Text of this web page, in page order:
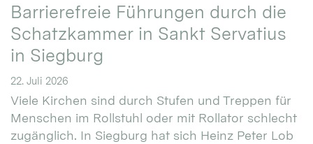
Barrierefreie Führungen durch die
Schatzkammer in Sankt Servatius
in Siegburg
22. Juli 2026
Viele Kirchen sind durch Stufen und Treppen für
Menschen im Rollstuhl oder mit Rollator schlecht
zugänglich. In Siegburg hat sich Heinz Peter Lob